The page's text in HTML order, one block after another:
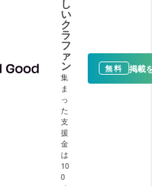
し
い
ク
ラ
フ
ァ
ン
集
ま
っ
た
支
援
金
は
10
0
無料 掲載